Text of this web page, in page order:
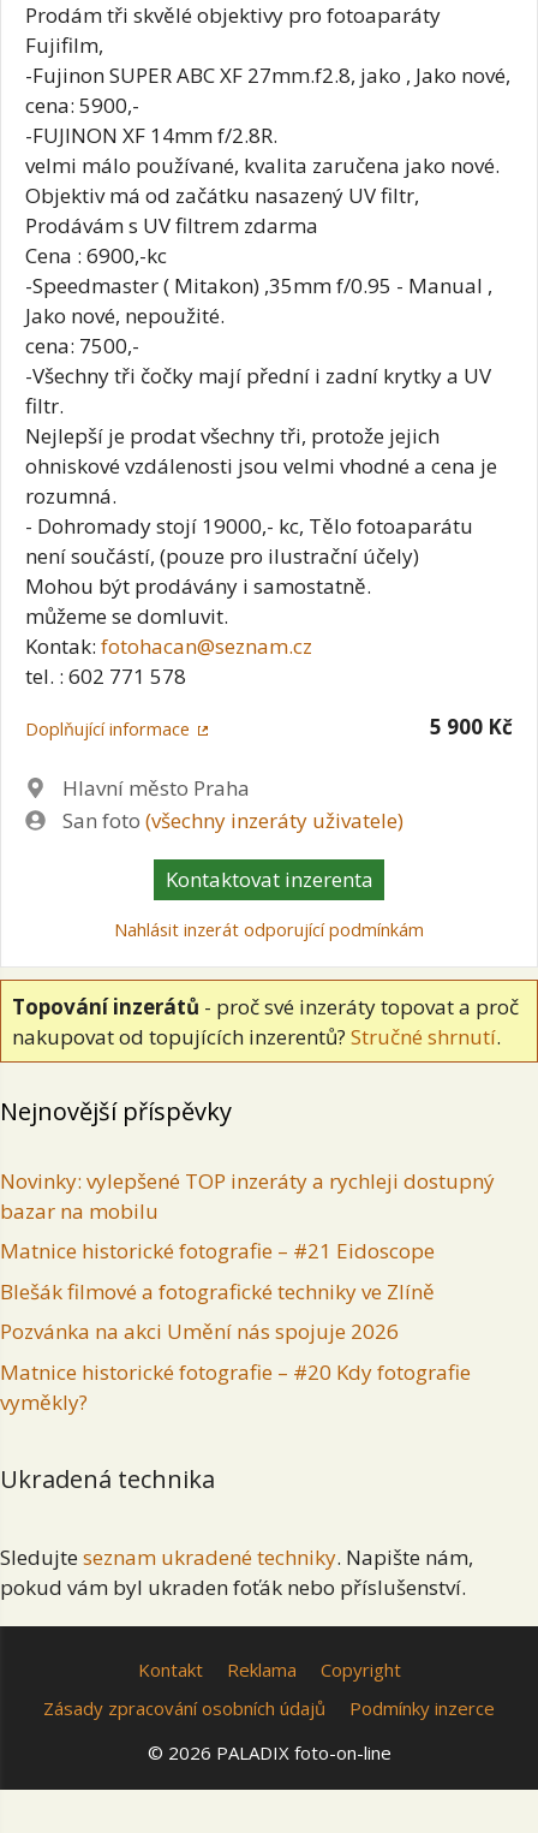
Prodám tři skvělé objektivy pro fotoaparáty
Fujifilm,
-Fujinon SUPER ABC XF 27mm.f2.8, jako , Jako nové,
cena: 5900,-
-FUJINON XF 14mm f/2.8R.
velmi málo používané, kvalita zaručena jako nové.
Objektiv má od začátku nasazený UV filtr,
Prodávám s UV filtrem zdarma
Cena : 6900,-kc
-Speedmaster ( Mitakon) ,35mm f/0.95 - Manual ,
Jako nové, nepoužité.
cena: 7500,-
-Všechny tři čočky mají přední i zadní krytky a UV
filtr.
Nejlepší je prodat všechny tři, protože jejich
ohniskové vzdálenosti jsou velmi vhodné a cena je
rozumná.
- Dohromady stojí 19000,- kc, Tělo fotoaparátu
není součástí, (pouze pro ilustrační účely)
Mohou být prodávány i samostatně.
můžeme se domluvit.
Kontak: fotohacan@seznam.cz
tel. : 602 771 578
Doplňující informace 5 900 Kč
Lokalita
Hlavní město Praha
Zadavatel
San foto (všechny inzeráty uživatele)
Kontaktovat inzerenta
Nahlásit inzerát odporující podmínkám
Topování inzerátů - proč své inzeráty topovat a proč
nakupovat od topujících inzerentů? Stručné shrnutí.
Nejnovější příspěvky
Novinky: vylepšené TOP inzeráty a rychleji dostupný
bazar na mobilu
Matnice historické fotografie – #21 Eidoscope
Blešák filmové a fotografické techniky ve Zlíně
Pozvánka na akci Umění nás spojuje 2026
Matnice historické fotografie – #20 Kdy fotografie
vyměkly?
Ukradená technika
Sledujte seznam ukradené techniky. Napište nám,
pokud vám byl ukraden foťák nebo příslušenství.
Kontakt Reklama
Copyright
Zásady zpracování osobních údajů
Podmínky inzerce
© 2026 PALADIX foto-on-line